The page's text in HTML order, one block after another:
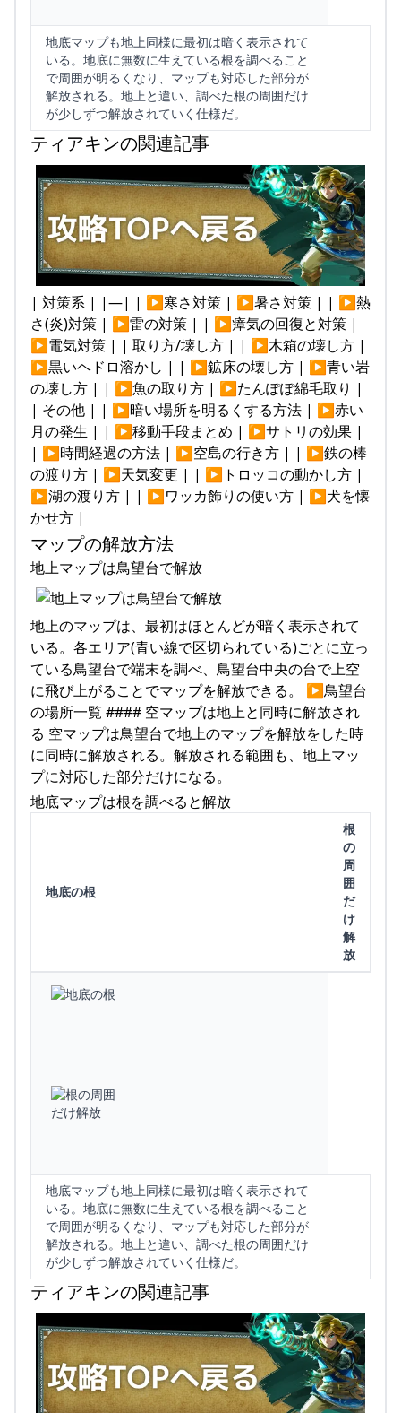
地底マップも地上同様に最初は暗く表示されて
いる。地底に無数に生えている根を調べること
で周囲が明るくなり、マップも対応した部分が
解放される。地上と違い、調べた根の周囲だけ
が少しずつ解放されていく仕様だ。
ティアキンの関連記事
| 対策系 | |—| | ▶寒さ対策 | ▶暑さ対策 | | ▶熱
さ(炎)対策 | ▶雷の対策 | | ▶瘴気の回復と対策 |
▶電気対策 | | 取り方/壊し方 | | ▶木箱の壊し方 |
▶黒いヘドロ溶かし | | ▶鉱床の壊し方 | ▶青い岩
の壊し方 | | ▶魚の取り方 | ▶たんぽぽ綿毛取り |
| その他 | | ▶暗い場所を明るくする方法 | ▶赤い
月の発生 | | ▶移動手段まとめ | ▶サトリの効果 |
| ▶時間経過の方法 | ▶空島の行き方 | | ▶鉄の棒
の渡り方 | ▶天気変更 | | ▶トロッコの動かし方 |
▶湖の渡り方 | | ▶ワッカ飾りの使い方 | ▶犬を懐
かせ方 |
マップの解放方法
地上マップは鳥望台で解放
地上のマップは、最初はほとんどが暗く表示されて
いる。各エリア(青い線で区切られている)ごとに立っ
ている鳥望台で端末を調べ、鳥望台中央の台で上空
に飛び上がることでマップを解放できる。 ▶鳥望台
の場所一覧 #### 空マップは地上と同時に解放され
る 空マップは鳥望台で地上のマップを解放をした時
に同時に解放される。解放される範囲も、地上マッ
プに対応した部分だけになる。
地底マップは根を調べると解放
地底の根
根
の
周
囲
だ
け
解
放
地底マップも地上同様に最初は暗く表示されて
いる。地底に無数に生えている根を調べること
で周囲が明るくなり、マップも対応した部分が
解放される。地上と違い、調べた根の周囲だけ
が少しずつ解放されていく仕様だ。
ティアキンの関連記事